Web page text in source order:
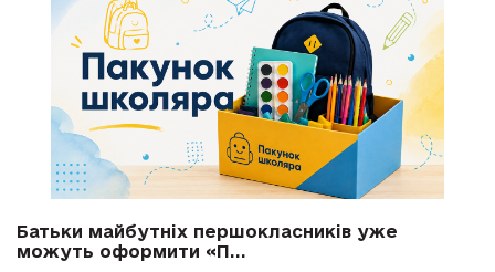
Батьки майбутніх першокласників уже
можуть оформити «П...